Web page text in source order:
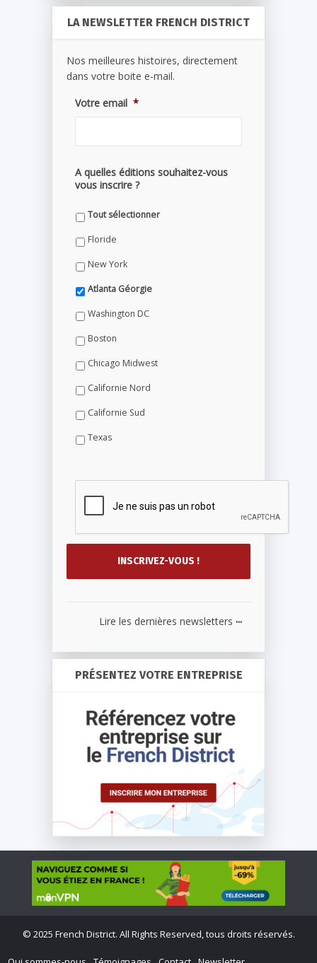
LA NEWSLETTER FRENCH DISTRICT
Nos meilleures histoires, directement
dans votre boite e-mail.
Votre email *
A quelles éditions souhaitez-vous
vous inscrire ?
Tout sélectionner
Floride
New York
Atlanta Géorgie
Washington DC
Boston
Chicago Midwest
Californie Nord
Californie Sud
Texas
Lire les dernières newsletters ...
PRÉSENTEZ VOTRE ENTREPRISE
© 2025 French District. All Rights Reserved, tous droits réservés.